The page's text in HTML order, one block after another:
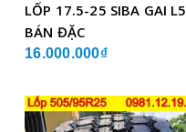
LỐP 17.5-25 SIBA GAI L5
BÁN ĐẶC
16.000.000₫